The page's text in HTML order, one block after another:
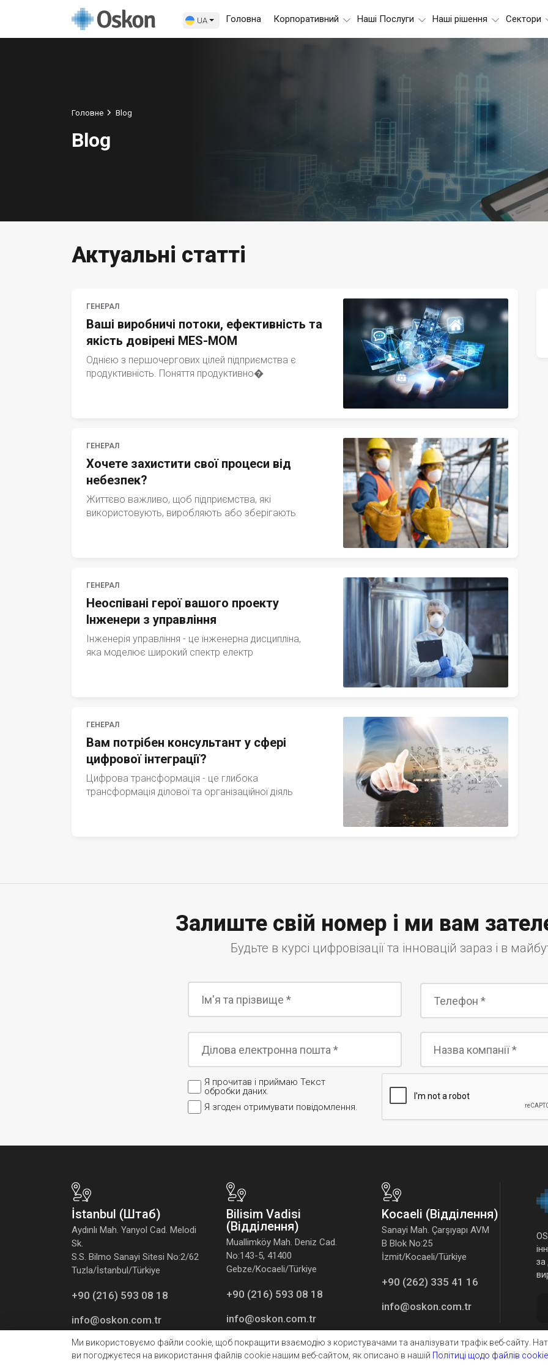
UA Головна Корпоративний Наші Послуги Наші рішення Сектори
Головне Blog
Blog
Актуальні статті
ГЕНЕРАЛ
Ваші виробничі потоки, ефективність та
якість довірені MES-MOM
Однією з першочергових цілей підприємства є
продуктивність. Поняття продуктивно�
ГЕНЕРАЛ
Хочете захистити свої процеси від
небезпек?
Життєво важливо, щоб підприємства, які
використовують, виробляють або зберігають
ГЕНЕРАЛ
Неоспівані герої вашого проекту
Інженери з управління
Інженерія управління - це інженерна дисципліна,
яка моделює широкий спектр електр
ГЕНЕРАЛ
Вам потрібен консультант у сфері
цифрової інтеграції?
Цифрова трансформація - це глибока
трансформація ділової та організаційної діяль
Залиште свій номер і ми вам
Будьте в курсі цифровізації та інновацій зараз і в
Я прочитав і приймаю Текст
обробки даних.
Я згоден отримувати повідомлення.
İstanbul (Штаб)
Aydınlı Mah. Yanyol Cad. Melodi
Sk.
S.S. Bilmo Sanayi Sitesi No:2/62
Tuzla/İstanbul/Türkiye
+90 (216) 593 08 18
info@oskon.com.tr
Bilisim Vadisi
(Відділення)
Muallimköy Mah. Deniz Cad.
No:143-5, 41400
Gebze/Kocaeli/Türkiye
+90 (216) 593 08 18
info@oskon.com.tr
Kocaeli (Відділення)
Sanayi Mah. Çarşıyapı AVM
B Blok No:25
İzmit/Kocaeli/Türkiye
+90 (262) 335 41 16
info@oskon.com.tr
за
Ми використовуємо файли cookie, щоб покращити взаємодію з користувачами та аналізувати трафік веб-сайту.
ви погоджуєтеся на використання файлів cookie нашим веб-сайтом, як описано в нашій Політиці щодо файлів cookie